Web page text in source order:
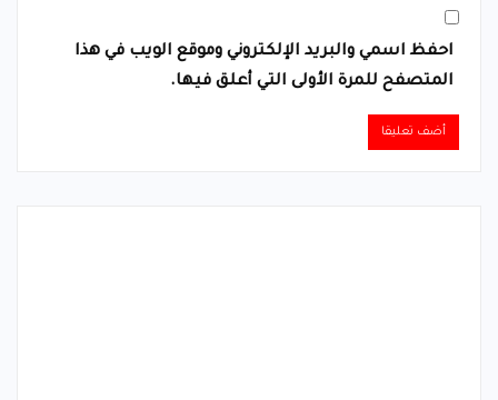
احفظ اسمي والبريد الإلكتروني وموقع الويب في هذا
المتصفح للمرة الأولى التي أعلق فيها.